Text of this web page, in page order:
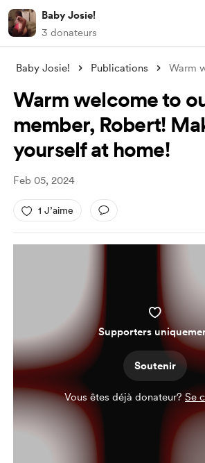
Baby Josie!
3 donateurs
Baby Josie! Publications
Warm welcome to
member, Robert!
yourself at home!
Feb 05, 2024
1 J’aime
Supporters
Soutenir
Vous êtes déjà donateur? Se